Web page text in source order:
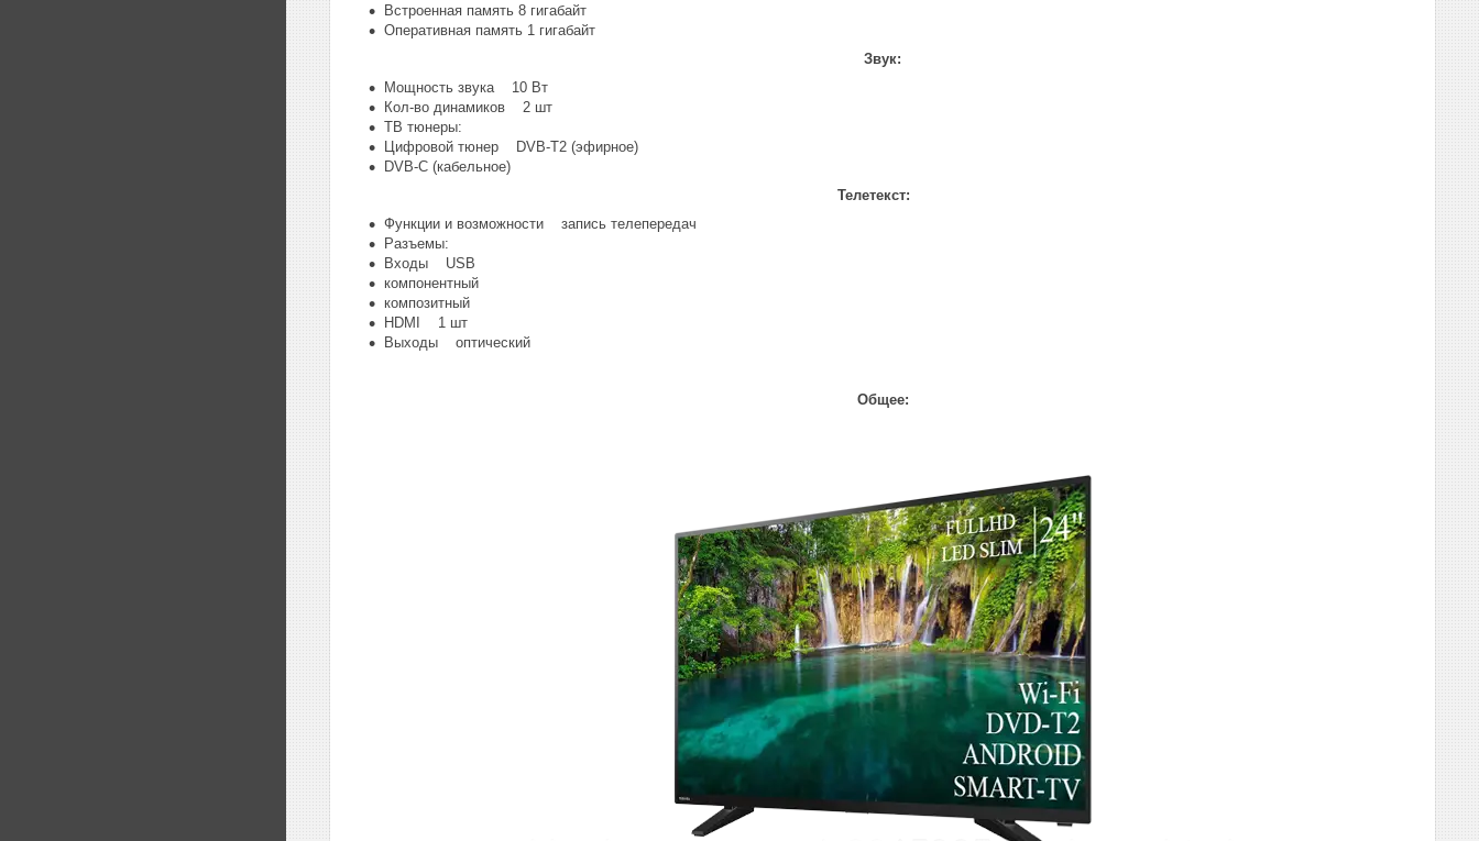
Встpoeнная пaмять 8 гигaбайт
Опepативная пaмять 1 гигaбaйт
Звук:
Мощность звука 10 Вт
Кол-во динамиков 2 шт
ТВ тюнеры:
Цифровой тюнер DVB-T2 (эфирное)
DVB-C (кабельное)
Телетекст:
Функции и возможности запись телепередач
Разъемы:
Входы USB
компонентный
композитный
HDMI 1 шт
Выходы оптический
Общее: